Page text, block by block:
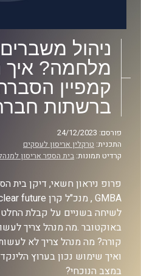
ניהול
מלחמה? איך
קמפיין
ברשתות
פורסם: 24/12/2023
התכנית: טרקלין אריסון לעסקים
קרדיט תמונות: בית הספר אריסון
פרופ ניראון חשאי, דיקן בית
GMBA , מנכ"ל קרן clear future
באוקטובר .מה מנהל צריך
קורה? מה מנהל צריך לא
ואיך שימוש נכון בערוץ
במצב הנוכחי?